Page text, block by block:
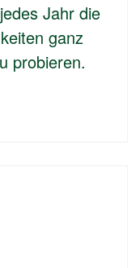
Jahr die
ganz
probieren.